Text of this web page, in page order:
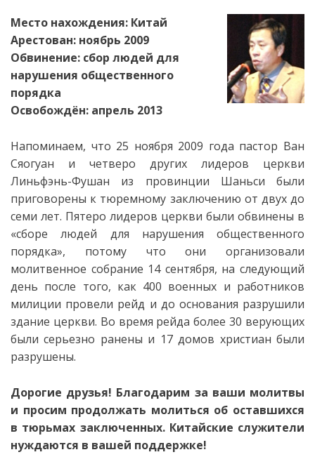
Место нахождения: Китай
Арестован: ноябрь 2009
Обвинение: сбор людей для
нарушения общественного
порядка
Освобождён: апрель 2013
Напоминаем, что 25 ноября 2009 года пастор Ван
Сяогуан и четверо других лидеров церкви
Линьфэнь-Фушан из провинции Шаньси были
приговорены к тюремному заключению от двух до
семи лет. Пятеро лидеров церкви были обвинены в
«сборе людей для нарушения общественного
порядка», потому что они организовали
молитвенное собрание 14 сентября, на следующий
день после того, как 400 военных и работников
милиции провели рейд и до основания разрушили
здание церкви. Во время рейда более 30 верующих
были серьезно ранены и 17 домов христиан были
разрушены.
Дорогие друзья! Благодарим за ваши молитвы
и просим продолжать молиться об оставшихся
в тюрьмах заключенных. Китайские служители
нуждаются в вашей поддержке!